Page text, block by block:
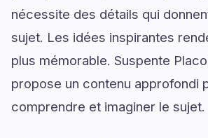
nécessite des détails qui
sujet. Les idées inspirantes
plus mémorable. Suspente
propose un contenu approfondi
comprendre et imaginer le sujet.